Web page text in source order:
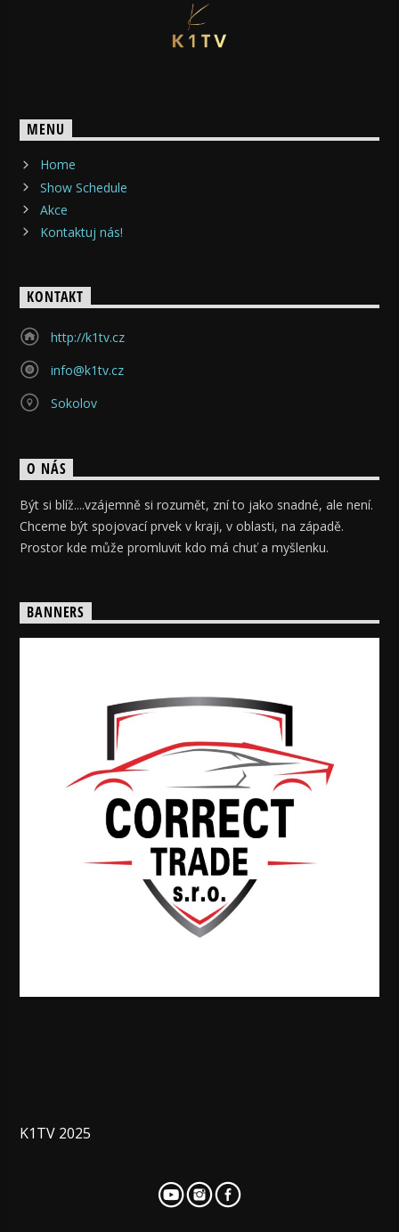
MENU
Home
Show Schedule
Akce
Kontaktuj nás!
KONTAKT
http://k1tv.cz
info@k1tv.cz
Sokolov
O NÁS
Být si blíž....vzájemně si rozumět, zní to jako snadné, ale není.
Chceme být spojovací prvek v kraji, v oblasti, na západě.
Prostor kde může promluvit kdo má chuť a myšlenku.
BANNERS
K1TV 2025